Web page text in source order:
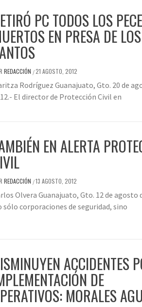
PC TODOS LOS
EN PRESA DE LOS
REDACCIÓN /21 AGOSTO, 2012
Rodríguez Guanajuato, Gto. 20 de
El director de Protección Civil en
EN ALERTA
REDACCIÓN /13 AGOSTO, 2012
Olvera Guanajuato, Gto. 12 de agosto
sólo corporaciones de seguridad, sino
ACCIDENTES
DE
MORALES